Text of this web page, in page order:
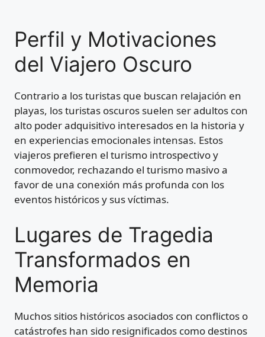
Perfil y Motivaciones
del Viajero Oscuro
Contrario a los turistas que buscan relajación en
playas, los turistas oscuros suelen ser adultos con
alto poder adquisitivo interesados en la historia y
en experiencias emocionales intensas. Estos
viajeros prefieren el turismo introspectivo y
conmovedor, rechazando el turismo masivo a
favor de una conexión más profunda con los
eventos históricos y sus víctimas.
Lugares de Tragedia
Transformados en
Memoria
Muchos sitios históricos asociados con conflictos o
catástrofes han sido resignificados como destinos